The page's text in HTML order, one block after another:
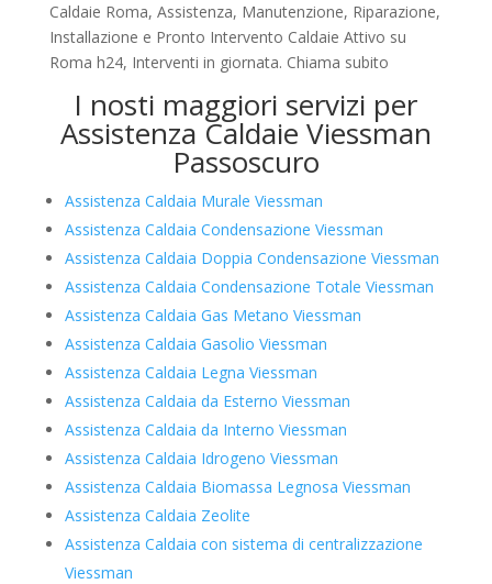
Caldaie Roma, Assistenza, Manutenzione, Riparazione,
Installazione e Pronto Intervento Caldaie Attivo su
Roma h24, Interventi in giornata. Chiama subito
I nosti maggiori servizi per
Assistenza Caldaie Viessman
Passoscuro
Assistenza Caldaia Murale Viessman
Assistenza Caldaia Condensazione Viessman
Assistenza Caldaia Doppia Condensazione Viessman
Assistenza Caldaia Condensazione Totale Viessman
Assistenza Caldaia Gas Metano Viessman
Assistenza Caldaia Gasolio Viessman
Assistenza Caldaia Legna Viessman
Assistenza Caldaia da Esterno Viessman
Assistenza Caldaia da Interno Viessman
Assistenza Caldaia Idrogeno Viessman
Assistenza Caldaia Biomassa Legnosa Viessman
Assistenza Caldaia Zeolite
Assistenza Caldaia con sistema di centralizzazione
Viessman